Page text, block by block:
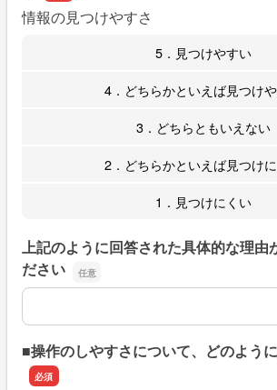
情報の見つけやすさ
5．見つけやすい
4．どちらかといえば見つけ
3．どちらともいえない
2．どちらかといえば見つけ
1．見つけにくい
上記のように回答された具体的な理由
ださい
上記のように回答された具体的な理由
■操作のしやすさについて、どのよう